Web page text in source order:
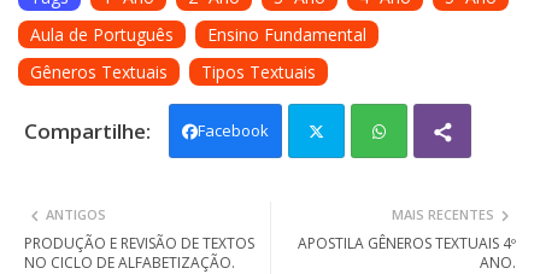
Aula de Português
Ensino Fundamental
Gêneros Textuais
Tipos Textuais
Facebook
ter ats
MAIS RECENTES
APOSTILA GÊNEROS TEXTUAIS 4º
ANO.
ANTIGOS
PRODUÇÃO E REVISÃO DE TEXTOS
NO CICLO DE ALFABETIZAÇÃO.